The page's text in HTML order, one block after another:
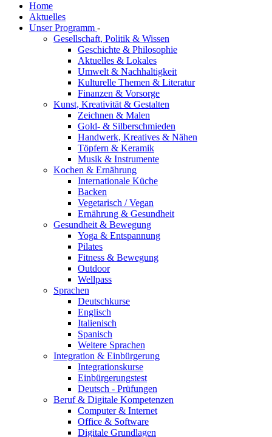
Home
Aktuelles
Unser Programm -
Gesellschaft, Politik & Wissen
Geschichte & Philosophie
Aktuelles & Lokales
Umwelt & Nachhaltigkeit
Kulturelle Themen & Literatur
Finanzen & Vorsorge
Kunst, Kreativität & Gestalten
Zeichnen & Malen
Gold- & Silberschmieden
Handwerk, Kreatives & Nähen
Töpfern & Keramik
Musik & Instrumente
Kochen & Ernährung
Internationale Küche
Backen
Vegetarisch / Vegan
Ernährung & Gesundheit
Gesundheit & Bewegung
Yoga & Entspannung
Pilates
Fitness & Bewegung
Outdoor
Wellpass
Sprachen
Deutschkurse
Englisch
Italienisch
Spanisch
Weitere Sprachen
Integration & Einbürgerung
Integrationskurse
Einbürgerungstest
Deutsch - Prüfungen
Beruf & Digitale Kompetenzen
Computer & Internet
Office & Software
Digitale Grundlagen